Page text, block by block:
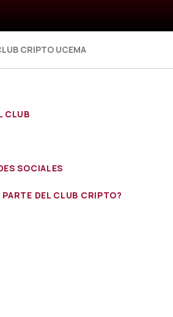
CRIPTO UCEMA
CLUB
SOCIALES
PARTE DEL CLUB CRIPTO?